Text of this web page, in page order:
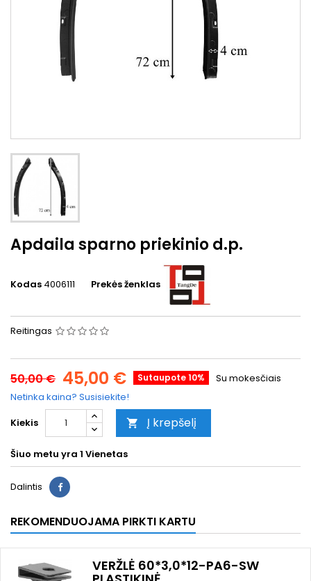
Apdaila sparno priekinio d.p.
Kodas 4006111 Prekės ženklas
Reitingas
50,00 € 45,00 € Sutaupote 10%
Su mokesčiais
Netinka kaina? Susisiekite!
Kiekis
 Į krepšelį
Šiuo metu yra 1 Vienetas
Dalintis
REKOMENDUOJAMA PIRKTI KARTU
VERŽLĖ 60*3,0*12-PA6-SW